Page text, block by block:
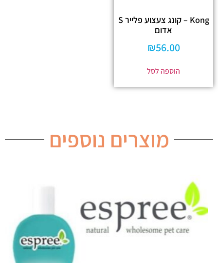
Kong – קונג צעצוע פלייר S
אדום
₪56.00
הוספה לסל
מוצרים נוספים